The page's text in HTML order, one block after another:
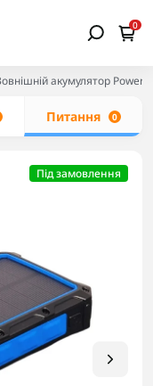
0
акумулятор
Питання 0
Під замовлення